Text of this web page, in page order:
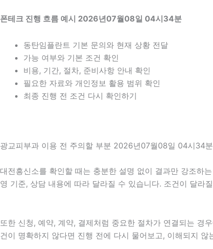
폰테크 진행 흐름 예시 2026년07월08일 04시34분
동탄임플란트 기본 문의와 현재 상황 전달
가능 여부와 기본 조건 확인
비용, 기간, 절차, 준비사항 안내 확인
필요한 자료와 개인정보 활용 범위 확인
최종 진행 전 조건 다시 확인하기
광교피부과 이용 전 주의할 부분 2026년07월08일 04시34분
대전흥신소를 확인할 때는 충분한 설명 없이 결과만 강조하
영 기준, 상담 내용에 따라 달라질 수 있습니다. 조건이 달라
또한 신청, 예약, 계약, 결제처럼 중요한 절차가 연결되는 경
건이 명확하지 않다면 진행 전에 다시 물어보고, 이해되지